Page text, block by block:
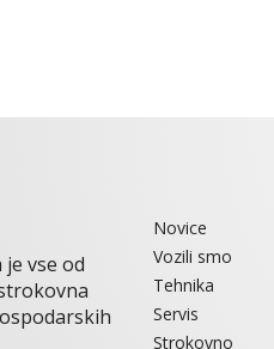
vse od
Novice
Vozili smo
Tehnika
Servis
Strokovno